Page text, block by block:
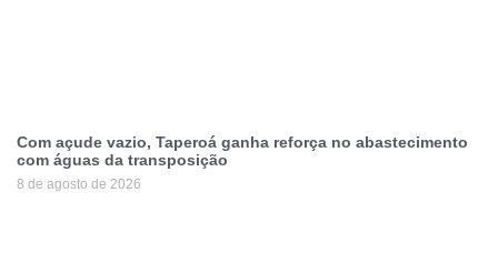
Com açude vazio, Taperoá ganha reforça no abastecimento
com águas da transposição
8 de agosto de 2026